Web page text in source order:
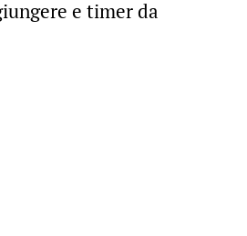
e timer da